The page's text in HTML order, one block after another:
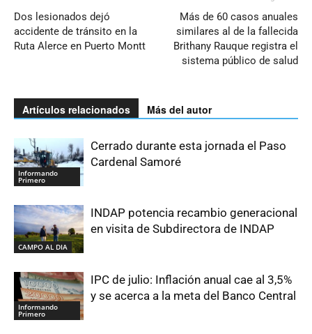
Dos lesionados dejó
accidente de tránsito en la
Ruta Alerce en Puerto Montt
Más de 60 casos anuales
similares al de la fallecida
Brithany Rauque registra el
sistema público de salud
Artículos relacionados Más del autor
Informando
Primero
Cerrado durante esta jornada el Paso
Cardenal Samoré
CAMPO AL DIA
INDAP potencia recambio generacional
en visita de Subdirectora de INDAP
Informando
Primero
IPC de julio: Inflación anual cae al 3,5%
y se acerca a la meta del Banco Central